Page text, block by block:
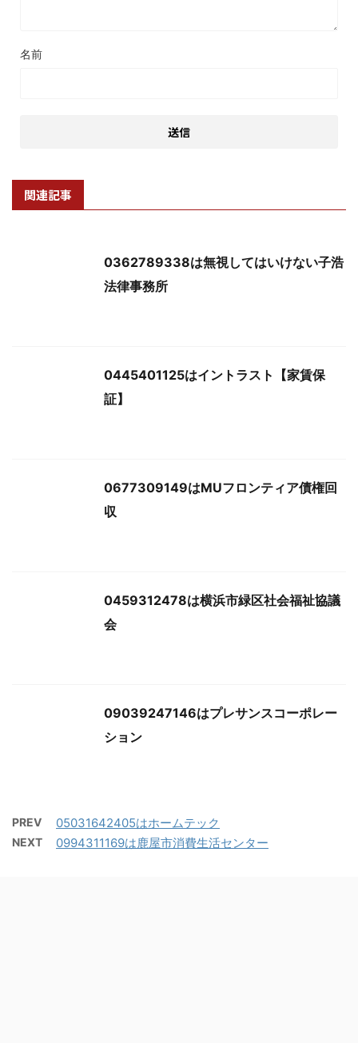
名前
関連記事
0362789338は無視してはいけない子浩
法律事務所
0445401125はイントラスト【家賃保
証】
0677309149はMUフロンティア債権回
収
0459312478は横浜市緑区社会福祉協議
会
09039247146はプレサンスコーポレー
ション
PREV 05031642405はホームテック
NEXT 0994311169は鹿屋市消費生活センター